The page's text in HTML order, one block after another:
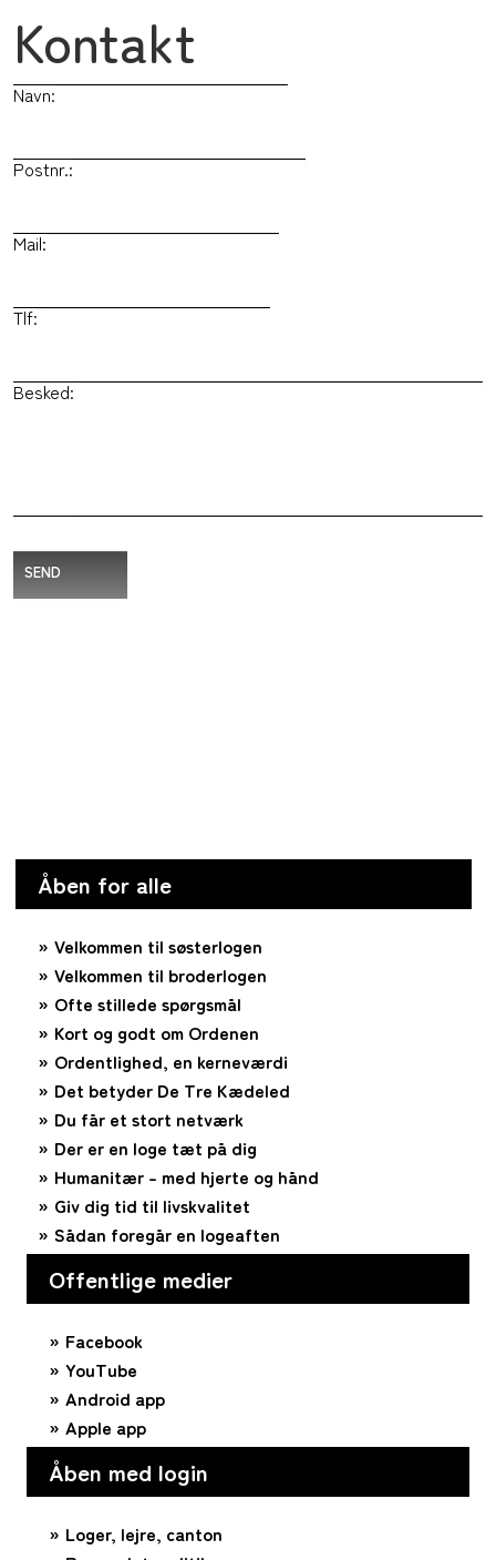
Kontakt
Navn:
Postnr.:
Mail:
Tlf:
Besked:
SEND
Åben for alle
Velkommen til søsterlogen
Velkommen til broderlogen
Ofte stillede spørgsmål
Kort og godt om Ordenen
Ordentlighed, en kerneværdi
Det betyder De Tre Kædeled
Du får et stort netværk
Der er en loge tæt på dig
Humanitær – med hjerte og hånd
Giv dig tid til livskvalitet
Sådan foregår en logeaften
Offentlige medier
Facebook
YouTube
Android app
Apple app
Åben med login
Loger, lejre, canton